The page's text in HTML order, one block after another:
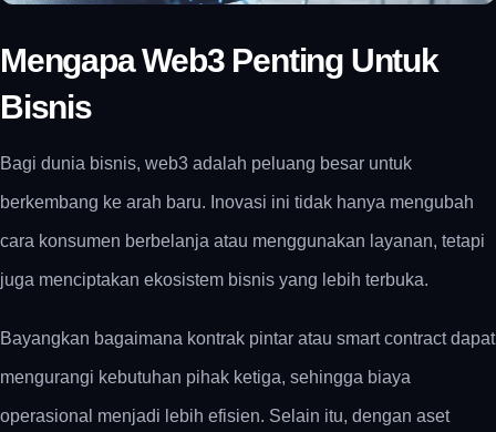
Mengapa Web3 Penting Untuk
Bisnis
Bagi dunia bisnis, web3 adalah peluang besar untuk
berkembang ke arah baru. Inovasi ini tidak hanya mengubah
cara konsumen berbelanja atau menggunakan layanan, tetapi
juga menciptakan ekosistem bisnis yang lebih terbuka.
Bayangkan bagaimana kontrak pintar atau smart contract dapat
mengurangi kebutuhan pihak ketiga, sehingga biaya
operasional menjadi lebih efisien. Selain itu, dengan aset